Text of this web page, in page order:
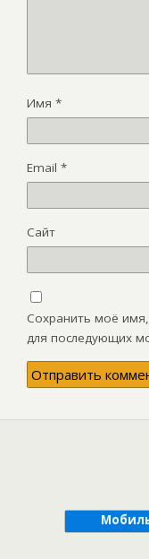
Имя *
Email *
Сайт
Сохранить моё
для последующих